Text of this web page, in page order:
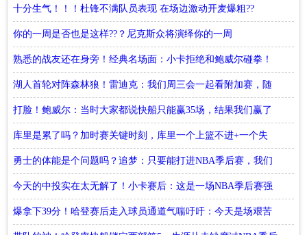
了！
十分生气！！！杜锋不满队员表现 在场边激动开麦爆粗??
你的一周是否也是这样??？尼克斯众将演绎你的一周
熟悉的战友还在身旁！经典名场面：小卡拒绝和鲍威尔碰拳！
湖人首轮对阵森林狼！雷迪克：我们周三会一起看附加赛，随
后再为NBA季后赛做准备
打脸！鲍威尔：当时大家都说快船只能赢35场，结果我们赢了
50场
库里是累了吗？加时赛关键时刻，库里一个上篮不进+一个失
误！
勇士的体能是个问题吗？追梦：只要能打进NBA季后赛，我们
就不用面对背靠背了
今天的中投实在太无解了！小卡赛后：这是一场NBA季后赛强
度的比赛！
爆拿下39分！哈登赛后走入球员通道气喘吁吁：今天是场艰苦